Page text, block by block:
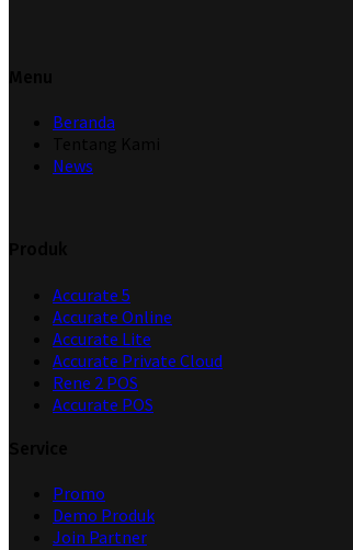
Beranda
News
Accurate 5
Accurate Online
Accurate Lite
Accurate Private Cloud
Rene 2 POS
Accurate POS
Promo
Demo Produk
Join Partner